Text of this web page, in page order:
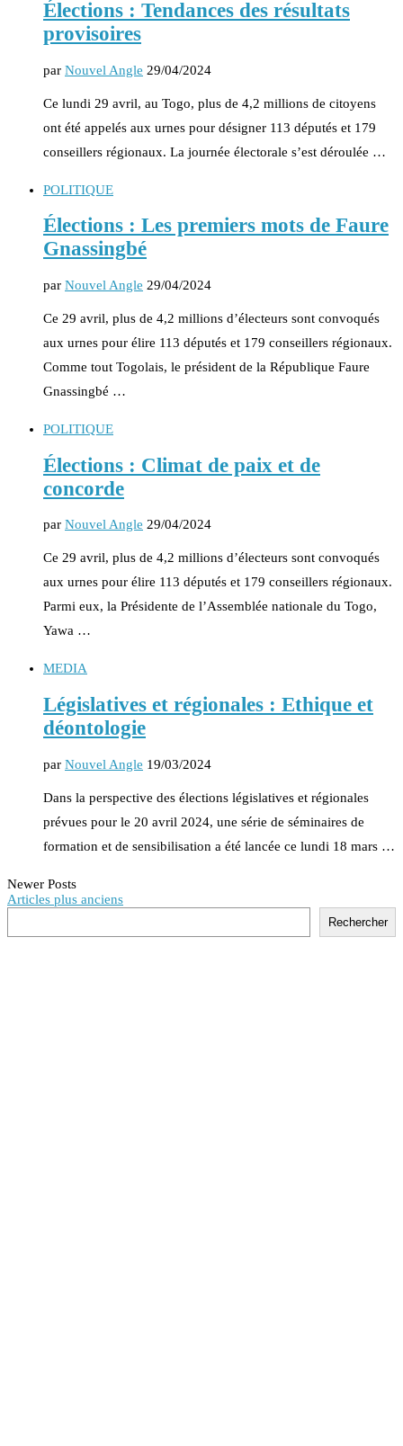
Élections : Tendances des résultats
provisoires
par Nouvel Angle 29/04/2024
Ce lundi 29 avril, au Togo, plus de 4,2 millions de citoyens
ont été appelés aux urnes pour désigner 113 députés et 179
conseillers régionaux. La journée électorale s’est déroulée …
POLITIQUE
Élections : Les premiers mots de Faure
Gnassingbé
par Nouvel Angle 29/04/2024
Ce 29 avril, plus de 4,2 millions d’électeurs sont convoqués
aux urnes pour élire 113 députés et 179 conseillers régionaux.
Comme tout Togolais, le président de la République Faure
Gnassingbé …
POLITIQUE
Élections : Climat de paix et de
concorde
par Nouvel Angle 29/04/2024
Ce 29 avril, plus de 4,2 millions d’électeurs sont convoqués
aux urnes pour élire 113 députés et 179 conseillers régionaux.
Parmi eux, la Présidente de l’Assemblée nationale du Togo,
Yawa …
MEDIA
Législatives et régionales : Ethique et
déontologie
par Nouvel Angle 19/03/2024
Dans la perspective des élections législatives et régionales
prévues pour le 20 avril 2024, une série de séminaires de
formation et de sensibilisation a été lancée ce lundi 18 mars …
Newer Posts
Articles plus anciens
Rechercher